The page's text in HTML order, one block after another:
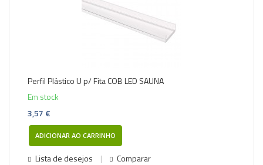
Perfil Plástico U p/ Fita COB LED SAUNA
Em stock
3,57 €
ADICIONAR AO CARRINHO
Lista de desejos Comparar